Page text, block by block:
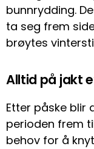
bunnrydding.
ta seg frem
brøytes
Alltid på jakt
Etter påske blir
perioden frem
behov for å